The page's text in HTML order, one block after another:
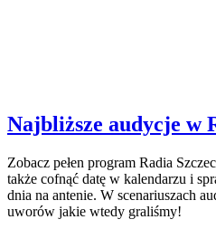
Najbliższe audycje w
Zobacz pełen program Radia
także cofnąć datę w kalendarzu i
dnia na antenie. W scenariuszach
uworów jakie wtedy graliśmy!